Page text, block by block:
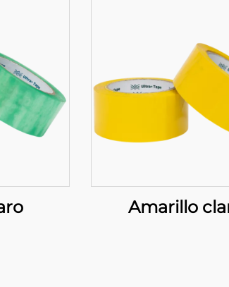
Amarillo